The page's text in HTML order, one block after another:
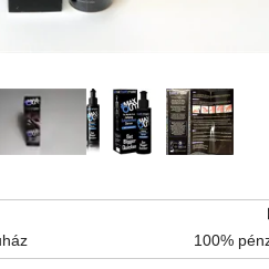
100%